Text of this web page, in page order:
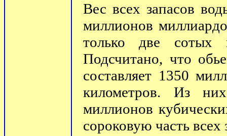
Вес всех запасов
миллионов
только две сотых
Подсчитано, что
составляет 1350
километров. Из
миллионов
сороковую часть